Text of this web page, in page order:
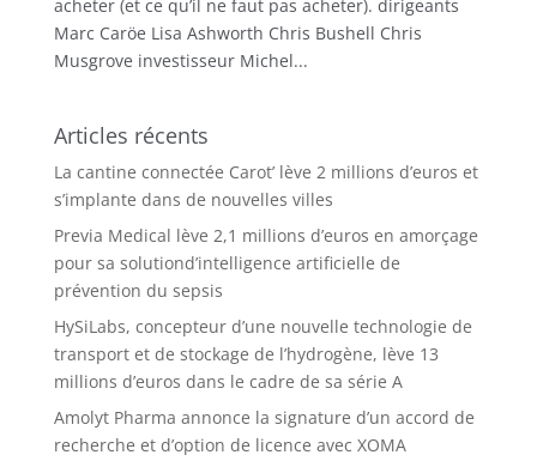
acheter (et ce qu’il ne faut pas acheter). dirigeants
Marc Caröe Lisa Ashworth Chris Bushell Chris
Musgrove investisseur Michel...
Articles récents
La cantine connectée Carot’ lève 2 millions d’euros et
s’implante dans de nouvelles villes
Previa Medical lève 2,1 millions d’euros en amorçage
pour sa solutiond’intelligence artificielle de
prévention du sepsis
HySiLabs, concepteur d’une nouvelle technologie de
transport et de stockage de l’hydrogène, lève 13
millions d’euros dans le cadre de sa série A
Amolyt Pharma annonce la signature d’un accord de
recherche et d’option de licence avec XOMA